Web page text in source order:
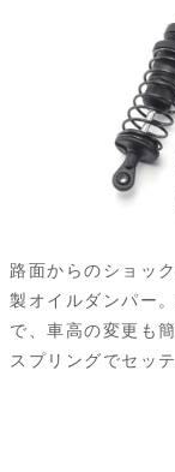
路面からのショッ
製オイルダンパー
で、車高の変更も
スプリングでセッ